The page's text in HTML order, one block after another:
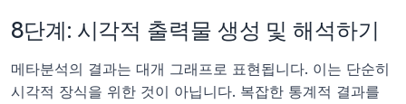
8단계: 시각적 출력물 생성 및 해석하기
메타분석의 결과는 대개 그래프로 표현됩니다. 이는 단순히
시각적 장식을 위한 것이 아닙니다. 복잡한 통계적 결과를